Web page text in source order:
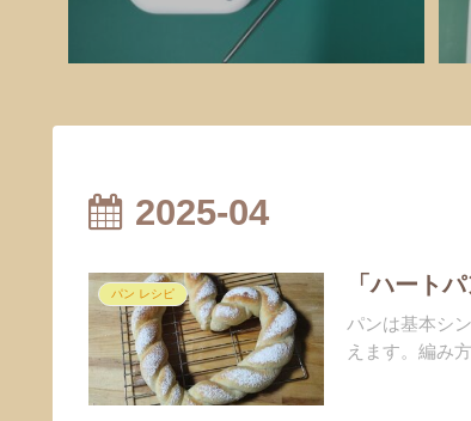
2025-04
パン レシピ 「ハート
パンは基本シ
えます。編み